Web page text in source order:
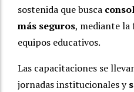
sostenida que busca
más seguros, mediante
equipos educativos.
Las capacitaciones se
jornadas institucionales y